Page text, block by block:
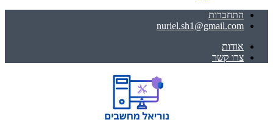
התחברות
nuriel.sh1@gmail.com
אודות
צרו קשר